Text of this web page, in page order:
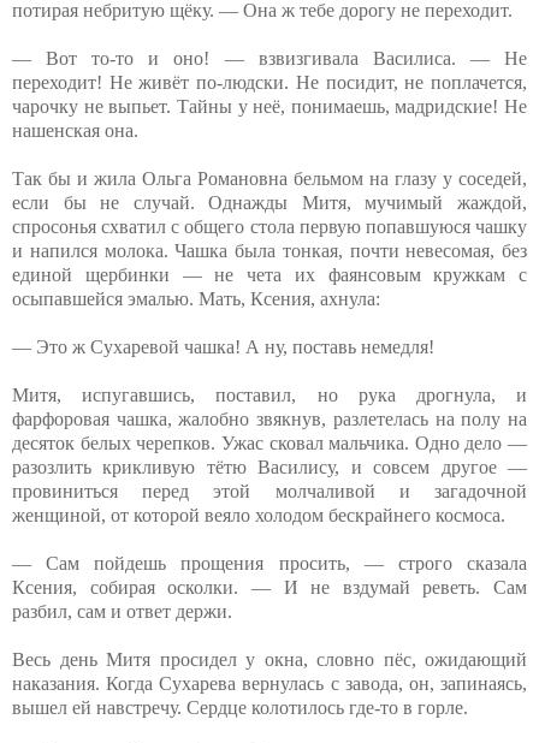
потирая небритую щёку. — Она ж тебе дорогу не переходит.
— Вот то-то и оно! — взвизгивала Василиса. — Не
переходит! Не живёт по-людски. Не посидит, не поплачется,
чарочку не выпьет. Тайны у неё, понимаешь, мадридские! Не
нашенская она.
Так бы и жила Ольга Романовна бельмом на глазу у соседей,
если бы не случай. Однажды Митя, мучимый жаждой,
спросонья схватил с общего стола первую попавшуюся чашку
и напился молока. Чашка была тонкая, почти невесомая, без
единой щербинки — не чета их фаянсовым кружкам с
осыпавшейся эмалью. Мать, Ксения, ахнула:
— Это ж Сухаревой чашка! А ну, поставь немедля!
Митя, испугавшись, поставил, но рука дрогнула, и
фарфоровая чашка, жалобно звякнув, разлетелась на полу на
десяток белых черепков. Ужас сковал мальчика. Одно дело —
разозлить крикливую тётю Василису, и совсем другое —
провиниться перед этой молчаливой и загадочной
женщиной, от которой веяло холодом бескрайнего космоса.
— Сам пойдешь прощения просить, — строго сказала
Ксения, собирая осколки. — И не вздумай реветь. Сам
разбил, сам и ответ держи.
Весь день Митя просидел у окна, словно пёс, ожидающий
наказания. Когда Сухарева вернулась с завода, он, запинаясь,
вышел ей навстречу. Сердце колотилось где-то в горле.